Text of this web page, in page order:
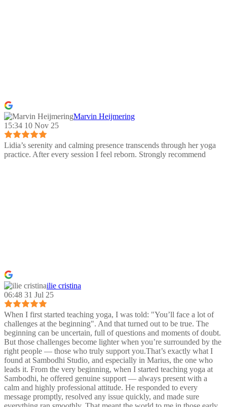
Marvin Heijmering
15:34 10 Nov 25
Lidia’s serenity and calming presence transcends through her yoga
practice. After every session I feel reborn. Strongly recommend
ilie cristina
06:48 31 Jul 25
When I first started teaching yoga, I was told: "You’ll face a lot of
challenges at the beginning". And that turned out to be true. The
beginning can be uncertain, full of questions and moments of doubt.
But those challenges become lighter when you’re surrounded by the
right people — those who truly support you.That’s exactly what I
found at Sambodhi Studio, and especially in Marius, the one who
leads it. From the very beginning, when I started teaching yoga at
Sambodhi, he offered genuine support — always present with a
calm and highly professional attitude. He responded to every
message promptly, resolved any issue quickly, and made sure